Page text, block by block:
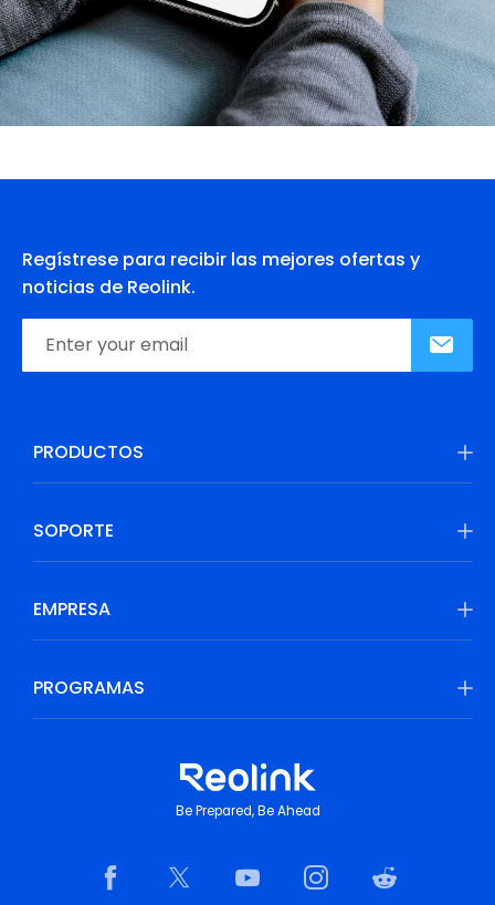
Regístrese para recibir las mejores ofertas y
noticias de Reolink.
PRODUCTOS
SOPORTE
EMPRESA
PROGRAMAS
Be Prepared, Be Ahead